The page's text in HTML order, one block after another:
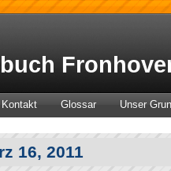
Kontakt Glossar Unser
16, 2011